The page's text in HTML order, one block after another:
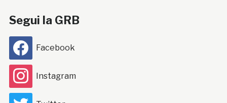
Segui la GRB
Facebook
Instagram